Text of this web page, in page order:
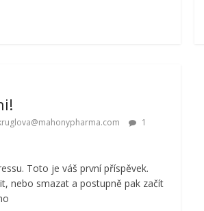
1
Toto je váš první příspěvek.
nebo smazat a postupně pak začít